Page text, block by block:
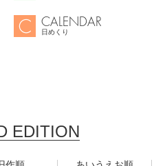
CALENDAR
日めくり
EDITION